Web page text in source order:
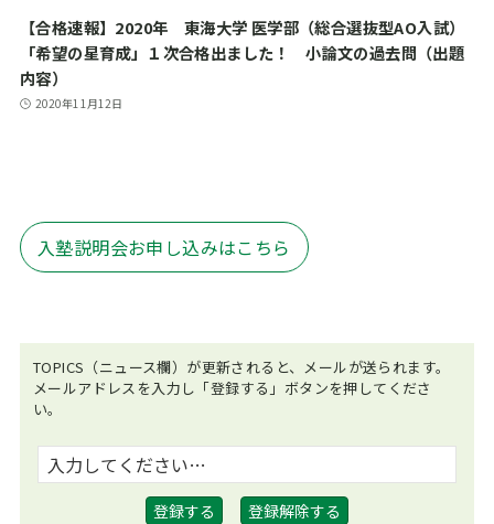
【合格速報】2020年 東海大学 医学部（総合選抜型AO入試）
「希望の星育成」１次合格出ました！ 小論文の過去問（出題
内容）
2020年11月12日
入塾説明会お申し込みはこちら
TOPICS（ニュース欄）が更新されると、メールが送られます。
メールアドレスを入力し「登録する」ボタンを押してくださ
い。